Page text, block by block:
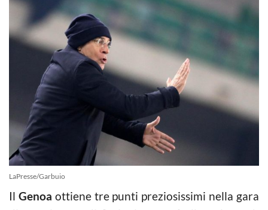
LaPresse/Garbuio
Il Genoa ottiene tre punti preziosissimi nella gara